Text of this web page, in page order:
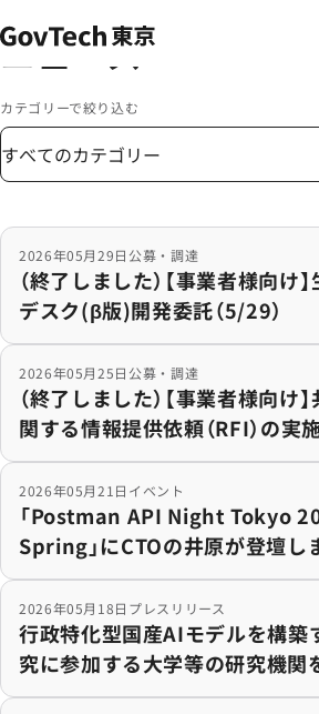
ホーム
ニュース
カテゴリーで絞り込む
2026年05月29日 公募・調達
（終了しました）【事業者様向け
デスク(β版)開発委託（5/29）
（終了しました）【事業者様向け】
2026年05月25日 公募・調達
（終了しました）【事業者様向け
関する情報提供依頼（RFI）の実
（終了しました）【事業者様向け】
2026年05月21日 イベント
「Postman API Night Tokyo
Spring」にCTOの井原が登壇し
「Postman API Night Tokyo 2026
2026年05月18日 プレスリリース
行政特化型国産AIモデルを構築
究に参加する大学等の研究機関
行政特化型国産AIモデルを構築す